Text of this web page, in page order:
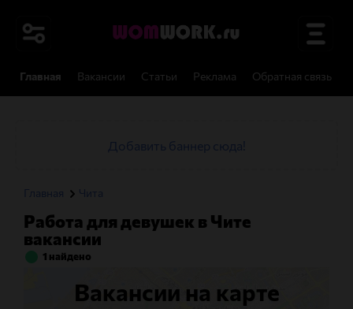
Главная Вакансии Статьи Реклама Обратная связь
Добавить баннер сюда!
Главная Чита
Работа для девушек в Чите
вакансии
1 найдено
Вакансии на карте